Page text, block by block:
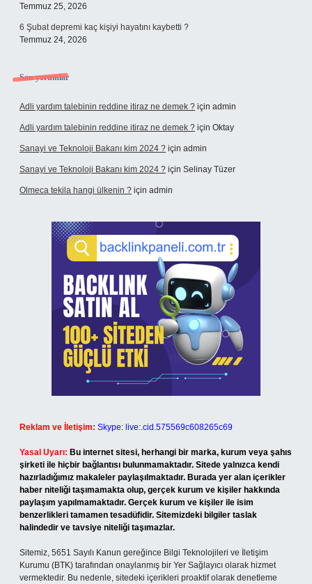
Temmuz 25, 2026
6 Şubat depremi kaç kişiyi hayatını kaybetti ?
Temmuz 24, 2026
Son yorumlar
Adli yardım talebinin reddine itiraz ne demek ? için admin
Adli yardım talebinin reddine itiraz ne demek ? için Oktay
Sanayi ve Teknoloji Bakanı kim 2024 ? için admin
Sanayi ve Teknoloji Bakanı kim 2024 ? için Selinay Tüzer
Olmeca tekila hangi ülkenin ? için admin
Reklam ve İletişim: Skype: live:.cid.575569c608265c69
Yasal Uyarı: Bu internet sitesi, herhangi bir marka, kurum veya şahıs
şirketi ile hiçbir bağlantısı bulunmamaktadır. Sitede yalnızca kendi
hazırladığımız makaleler paylaşılmaktadır. Burada yer alan içerikler
haber niteliği taşımamakta olup, gerçek kurum ve kişiler hakkında
paylaşım yapılmamaktadır. Gerçek kurum ve kişiler ile isim
benzerlikleri tamamen tesadüfidir. Sitemizdeki bilgiler taslak
halindedir ve tavsiye niteliği taşımazlar.
Sitemiz, 5651 Sayılı Kanun gereğince Bilgi Teknolojileri ve İletişim
Kurumu (BTK) tarafından onaylanmış bir Yer Sağlayıcı olarak hizmet
vermektedir. Bu nedenle, sitedeki içerikleri proaktif olarak denetleme